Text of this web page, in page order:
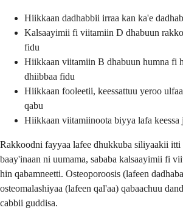
Hiikkaan dadhabbii irraa kan ka'e
Kalsaayimii fi viitamiin D dhabuun
fidu
Hiikkaan viitamiin B dhabuun humna fi
dhiibbaa fidu
Hiikkaan fooleetii, keessattuu yeroo
qabu
Hiikkaan viitamiinoota biyya lafa
Rakkoodni fayyaa lafee dhukkuba siliyaakii itti
baay'inaan ni uumama, sababa kalsaayimii fi
hin qabamneetti. Osteoporoosis (lafeen
osteomalashiyaa (lafeen qal'aa) qabaachuu
cabbii guddisa.